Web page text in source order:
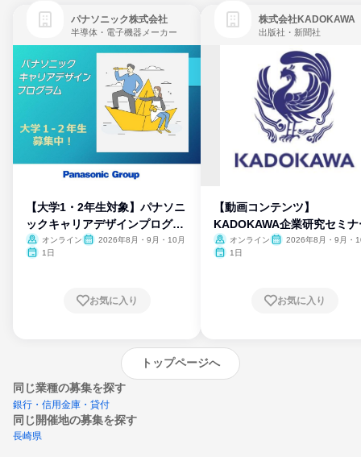
パナソニック株式会社
半導体・電子機器メーカー
【大学1・2年生対象】パナソニ
ックキャリアデザインプログラ
ム
オンライン
2026年8月・9月・10月
1日
お気に入り
株式会社KADOKAWA
出版社・新聞社
【動画コンテンツ】
KADOKAWA企業研究セミナ
オンライン
2026年8月・9月・
1日
お気に入り
トップページへ
同じ業種の募集を探す
銀行・信用金庫・貸付
同じ開催地の募集を探す
長崎県